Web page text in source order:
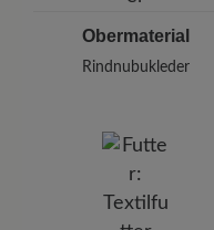
Obermaterial
Rindnubukleder